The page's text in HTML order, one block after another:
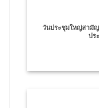
วันประชุมใหญ่สามัญ
ปร